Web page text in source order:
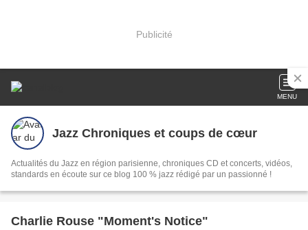
Publicité
MENU
Jazz Chroniques et coups de cœur
Actualités du Jazz en région parisienne, chroniques CD et concerts, vidéos,
standards en écoute sur ce blog 100 % jazz rédigé par un passionné !
Charlie Rouse "Moment's Notice"